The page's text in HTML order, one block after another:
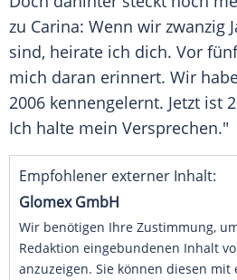
zu Carina: Wenn wir zwanzig
sind, heirate ich dich. Vor
mich daran erinnert. Wir
2006 kennengelernt. Jetzt ist
Ich halte mein Versprechen."
Empfohlener externer Inhalt:
Glomex GmbH
Wir benötigen Ihre Zustimmung,
Redaktion eingebundenen Inhalt
anzuzeigen. Sie können diesen mit